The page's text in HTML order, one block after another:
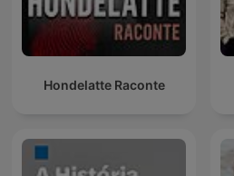
Hondelatte Raconte